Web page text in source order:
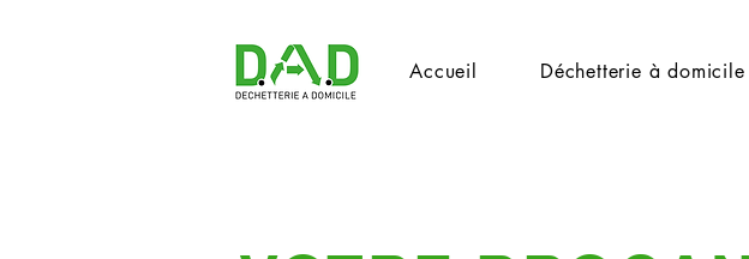
Accueil Déchetterie à domicile